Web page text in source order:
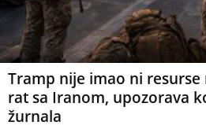
Tramp nije imao ni
rat sa Iranom, upozorava
žurnala